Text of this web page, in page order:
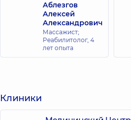
Аблезгов
Алексей
Александрович
Массажист;
Реабилитолог, 4
лет опыта
Клиники